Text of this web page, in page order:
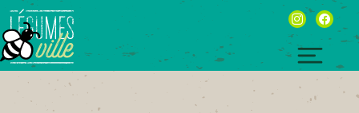
Skip
to
content
instagram